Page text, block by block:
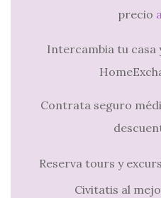
precio
Intercambia tu
Contrata seguro
Reserva tours y
Civitatis al